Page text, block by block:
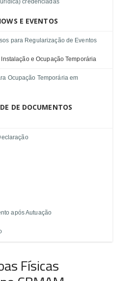
credenciadas
E EVENTOS
para Regularização de Eventos
e Ocupação Temporária
Ocupação Temporária em
DE DOCUMENTOS
após Autuação
Físicas